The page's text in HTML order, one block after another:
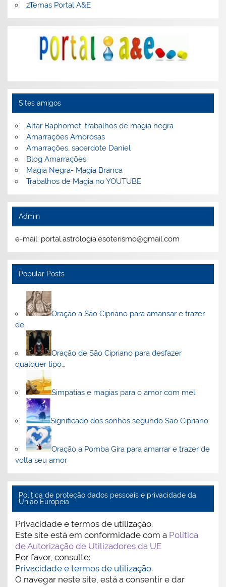
zTemas Portal A&E
Sites amigos
Altar Baphomet, trabalhos de magia negra
Amarrações Amorosas
Amarrações, sacerdote Daniel
Blog Amarrações
Magia Negra- Magia Branca
Trabalhos de Magia no YOUTUBE
Admin
e-mail: portal.astrologia.esoterismo@gmail.com
Popular Posts
Oração a São Cipriano para amansar e trazer
de…
Oração de São Cipriano para desfazer
qualquer tipo…
Simpatias e magias para o amor com mel
Significado dos sonhos segundo São Cipriano
Oração a Pomba Gira para amarrar e trazer de
volta seu amor
Politica de proteção dados pessoais e privacidade da
União Europeia
Privacidade e termos de utilização.
Este site está em conformidade com a Política
de Autorização de Utilizadores da UE
Por favor, consulte:
Privacidade e termos de utilização.
O navegar neste site, está a consentir e dar